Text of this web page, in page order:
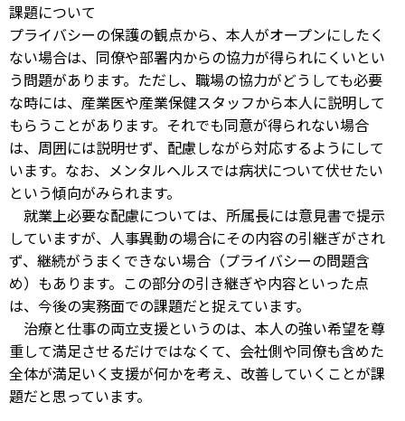
課題について
プライバシーの保護の観点から、本人がオープンにしたく
ない場合は、同僚や部署内からの協力が得られにくいとい
う問題があります。ただし、職場の協力がどうしても必要
な時には、産業医や産業保健スタッフから本人に説明して
もらうことがあります。それでも同意が得られない場合
は、周囲には説明せず、配慮しながら対応するようにして
います。なお、メンタルヘルスでは病状について伏せたい
という傾向がみられます。
就業上必要な配慮については、所属長には意見書で提示
していますが、人事異動の場合にその内容の引継ぎがされ
ず、継続がうまくできない場合（プライバシーの問題含
め）もあります。この部分の引き継ぎや内容といった点
は、今後の実務面での課題だと捉えています。
治療と仕事の両立支援というのは、本人の強い希望を尊
重して満足させるだけではなくて、会社側や同僚も含めた
全体が満足いく支援が何かを考え、改善していくことが課
題だと思っています。